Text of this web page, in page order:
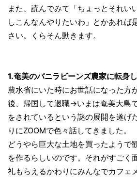
また、読んでみて「ちょっとそれい
しこんなんやりたいわ」とかあれば
さい。くらそん動きます。
1.奄美のバニラビーンズ農家に転身
農水省にいた時にお世話になった方
後、帰国して退職→いまは奄美大島
をされているという謎の展開を遂げ
りにZOOMで色々話してきました。
どうやら巨大な土地を買ったようで
を作るらしいのです。それがすごく
礼もらえるかわりにみんなでカフェ